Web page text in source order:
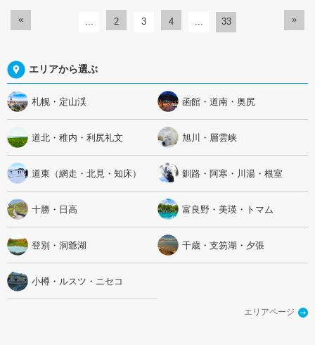
« ... 2 3 4 ... »
33
エリアから選ぶ
札幌・定山渓 函館・道南・奥尻
道北・稚内・利尻礼文 旭川・層雲峡
道東（網走・北見・知床） 釧路・阿寒・川湯・根室
十勝・日高 富良野・美瑛・トマム
登別・洞爺湖 千歳・支笏湖・夕張
小樽・ルスツ・ニセコ
エリアページ